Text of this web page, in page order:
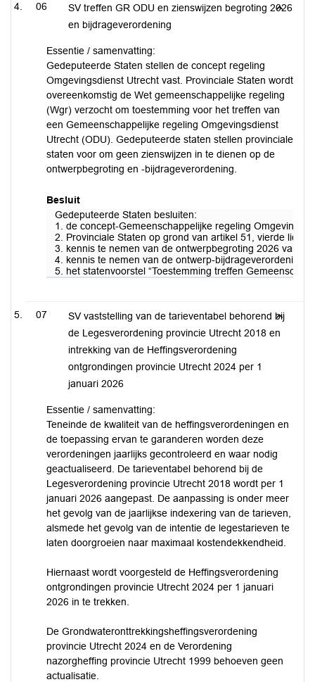
06
SV treffen GR ODU en zienswijzen begroting 2026
en bijdrageverordening
Essentie / samenvatting:
Gedeputeerde Staten stellen de concept regeling
Omgevingsdienst Utrecht vast. Provinciale Staten wordt
overeenkomstig de Wet gemeenschappelijke regeling
(Wgr) verzocht om toestemming voor het treffen van
een Gemeenschappelijke regeling Omgevingsdienst
Utrecht (ODU). Gedeputeerde staten stellen provinciale
staten voor om geen zienswijzen in te dienen op de
ontwerpbegroting en -bijdrageverordening.
Besluit
Gedeputeerde Staten besluiten:
1. de concept-Gemeenschappelijke regeling
2. Provinciale Staten op grond van artikel 51, vierde lid,
3. kennis te nemen van de ontwerpbegroting 2026 van
4. kennis te nemen van de ontwerp-bijdrageverordening
5. het statenvoorstel “Toestemming treffen
07
SV vaststelling van de tarieventabel behorend bij
de Legesverordening provincie Utrecht 2018 en
intrekking van de Heffingsverordening
ontgrondingen provincie Utrecht 2024 per 1
januari 2026
Essentie / samenvatting:
Teneinde de kwaliteit van de heffingsverordeningen en
de toepassing ervan te garanderen worden deze
verordeningen jaarlijks gecontroleerd en waar nodig
geactualiseerd. De tarieventabel behorend bij de
Legesverordening provincie Utrecht 2018 wordt per 1
januari 2026 aangepast. De aanpassing is onder meer
het gevolg van de jaarlijkse indexering van de tarieven,
alsmede het gevolg van de intentie de legestarieven te
laten doorgroeien naar maximaal kostendekkendheid.
Hiernaast wordt voorgesteld de Heffingsverordening
ontgrondingen provincie Utrecht 2024 per 1 januari
2026 in te trekken.
De Grondwateronttrekkingsheffingsverordening
provincie Utrecht 2024 en de Verordening
nazorgheffing provincie Utrecht 1999 behoeven geen
actualisatie.